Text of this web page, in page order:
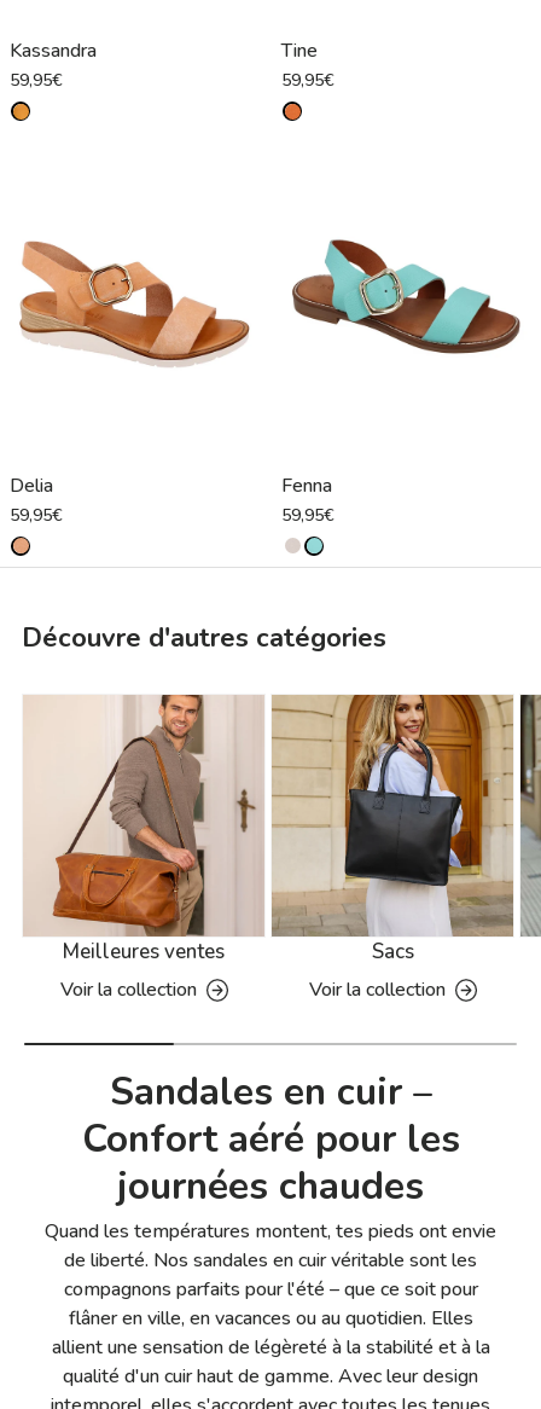
Kassandra
59,95€
Tine
59,95€
Delia
59,95€
Fenna
59,95€
Découvre d'autres catégories
Meilleures ventes
Voir la collection
Sacs
Voir la collection
Sandales en cuir –
Confort aéré pour les
journées chaudes
Quand les températures montent, tes pieds ont envie
de liberté. Nos sandales en cuir véritable sont les
compagnons parfaits pour l'été – que ce soit pour
flâner en ville, en vacances ou au quotidien. Elles
allient une sensation de légèreté à la stabilité et à la
qualité d'un cuir haut de gamme. Avec leur design